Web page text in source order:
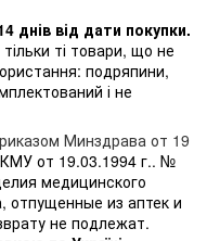
днів від дати покупки.
ті товари, що не
подряпини,
і не
Минздрава от 19
от 19.03.1994 г.. №
медицинского
отпущенные из аптек и
не подлежат.